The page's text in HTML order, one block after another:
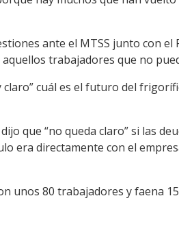
ante el MTSS junto con el
trabajadores que no
cuál es el futuro del
que “no queda claro” si las
era directamente con el
unos 80 trabajadores y faena